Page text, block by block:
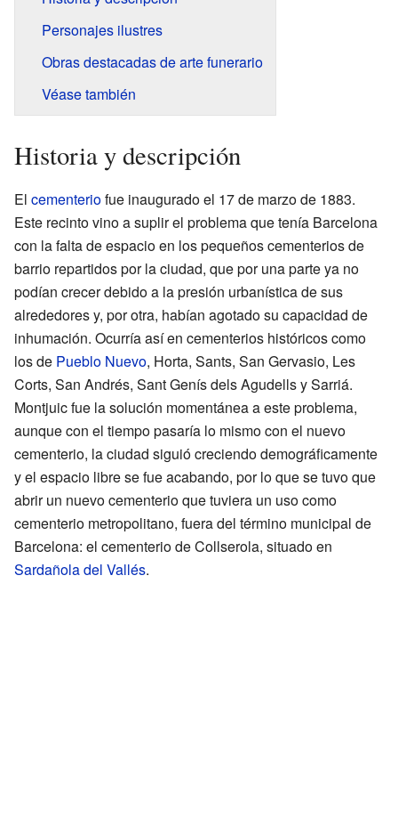
Personajes ilustres
Obras destacadas de arte funerario
Véase también
Historia y descripción
El cementeriofue inaugurado el 17 de marzo de 1883.
Este recinto vino a suplir el problema que tenía Barcelona
con la falta de espacio en los pequeños cementerios de
barrio repartidos por la ciudad, que por una parte ya no
podían crecer debido a la presión urbanística de sus
alrededores y, por otra, habían agotado su capacidad de
inhumación. Ocurría así en cementerios históricos como
los de Pueblo Nuevo, Horta, Sants, San Gervasio, Les
Corts, San Andrés, Sant Genís dels Agudells y Sarriá.
Montjuic fue la solución momentánea a este problema,
aunque con el tiempo pasaría lo mismo con el nuevo
cementerio, la ciudad siguió creciendo demográficamente
y el espacio libre se fue acabando, por lo que se tuvo que
abrir un nuevo cementerio que tuviera un uso como
cementerio metropolitano, fuera del término municipal de
Barcelona: el cementerio de Collserola, situado en
Sardañola del Vallés.